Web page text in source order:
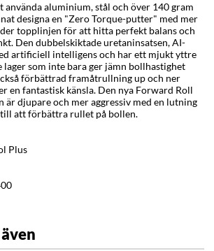
använda aluminium, stål och över 140 gram
designa en "Zero Torque-putter" med mer
topplinjen för att hitta perfekt balans och
Den dubbelskiktade uretaninsatsen, AI-
artificiell intelligens och har ett mjukt yttre
lager som inte bara ger jämn bollhastighet
förbättrad framåtrullning up och ner
en fantastisk känsla. Den nya Forward Roll
är djupare och mer aggressiv med en lutning
att förbättra rullet på bollen.
Plus